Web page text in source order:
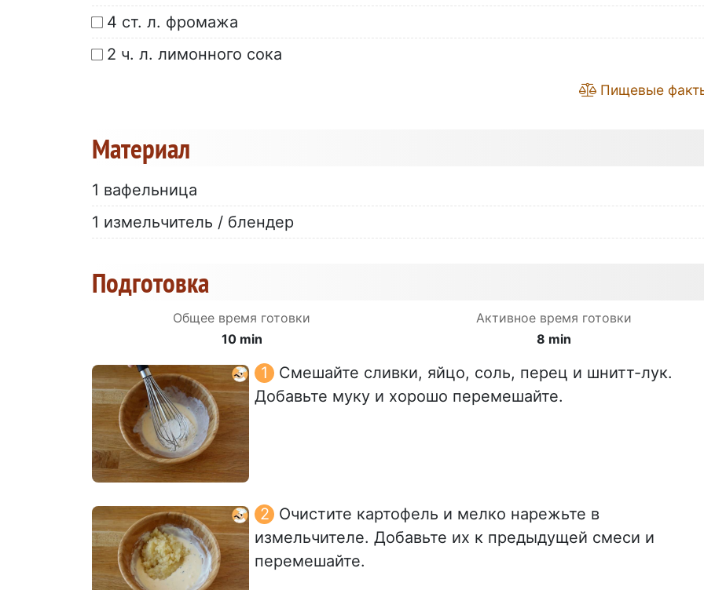
4 ст. л. фромажа
2 ч. л. лимонного сока
Пищевые
Материал
1 вафельница
1 измельчитель / блендер
Подготовка
Общее время готовки
10 min
Активное время готовки
8 min
Смешайте сливки, яйцо, соль, перец и шнитт-лук.
Добавьте муку и хорошо перемешайте.
Очистите картофель и мелко нарежьте в
измельчителе. Добавьте их к предыдущей смеси и
перемешайте.